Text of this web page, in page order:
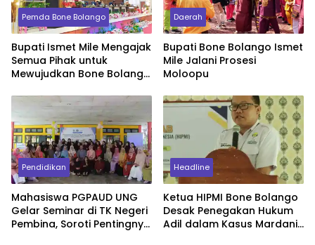
Pemda Bone Bolango
Bupati Ismet Mile Mengajak
Semua Pihak untuk
Mewujudkan Bone Bolango
Daerah
Bupati Bone Bolango Ismet
Mile Jalani Prosesi
Moloopu
Pendidikan
Mahasiswa PGPAUD UNG
Gelar Seminar di TK Negeri
Pembina, Soroti Pentingnya
Headline
Ketua HIPMI Bone Bolango
Desak Penegakan Hukum
Adil dalam Kasus Mardani